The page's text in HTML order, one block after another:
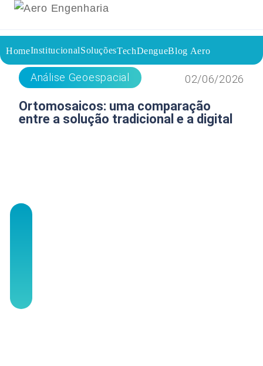
HomeInstitucionalSoluçõesTechDengueBlog Aero
Análise Geoespacial 02/06/2026
Voltar a página inicial do blog
Ortomosaicos: uma comparação
entre a solução tradicional e a digital